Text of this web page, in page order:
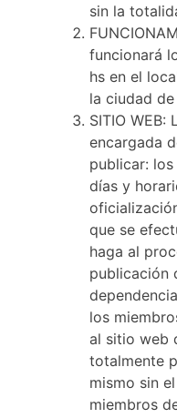
sin la
funcionará
hs en el
la ciudad
SITIO WEB:
encargada
publicar:
días y
que se
haga al
publicación
los
al sitio web
totalmente
mismo sin
miembros